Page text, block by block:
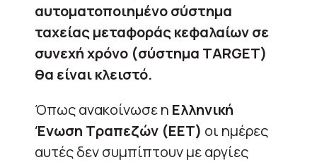
αυτοματοποιημένο σύστημα
ταχείας μεταφοράς κεφαλαίων σε
συνεχή χρόνο (σύστημα ΤARGET)
θα είναι κλειστό.
Όπως ανακοίνωσε η Ελληνική
Ένωση Τραπεζών (ΕΕΤ) οι ημέρες
αυτές δεν συμπίπτουν με αργίες